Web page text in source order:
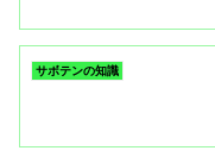
サボテンの知識